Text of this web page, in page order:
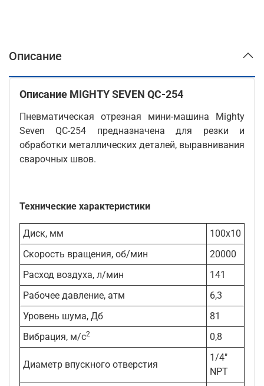
Описание
Описание MIGHTY SEVEN QC-254
Пневматическая отрезная мини-машина Mighty
Seven QC-254 предназначена для резки и
обработки металлических деталей, выравнивания
сварочных швов.
Технические характеристики
Диск, мм
100х10
Скорость вращения, об/мин
20000
Расход воздуха, л/мин
141
Рабочее давление, атм
6,3
Уровень шума, Дб
81
Вибрация, м/с2 0,8
Диаметр впускного отверстия
1/4"
NPT